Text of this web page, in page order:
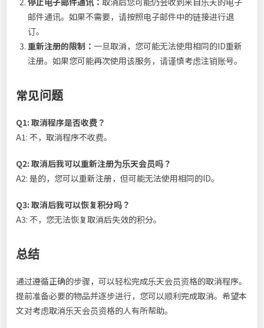
邮件通讯。如果不需要，请按照电子邮件中的链接进行退
订。
重新注册的限制： 一旦取消，您可能无法使用相同的ID重新
注册。如果您可能再次使用该服务，请谨慎考虑注销账号。
常见问题
Q1: 取消程序是否收费？
A1: 不，取消程序不收费。
Q2: 取消后我可以重新注册为乐天会员吗？
A2: 是的，您可以重新注册，但可能无法使用相同的ID。
Q3: 取消后我可以恢复积分吗？
A3: 不，您无法恢复取消后失效的积分。
总结
通过遵循正确的步骤，可以轻松完成乐天会员资格的取消程序。
提前准备必要的物品并逐步进行，您可以顺利完成取消。希望本
文对考虑取消乐天会员资格的人有所帮助。